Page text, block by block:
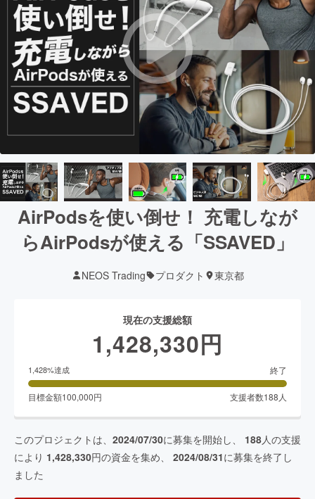
AirPodsを使い倒せ！ 充電しなが
らAirPodsが使える「SSAVED」
NEOS Trading プロダクト 東京都
現在の支援総額
1,428,330円
1,428%達成 終了
目標金額100,000円 支援者数188 人
このプロジェクトは、 2024/07/30に募集を開始し、 188人の支援
により 1,428,330円の資金を集め、 2024/08/31に募集を終了し
ました